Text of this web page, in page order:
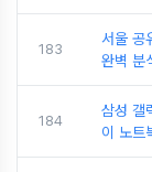
183
서울 공
완벽 분
184
삼성 갤
이 노트